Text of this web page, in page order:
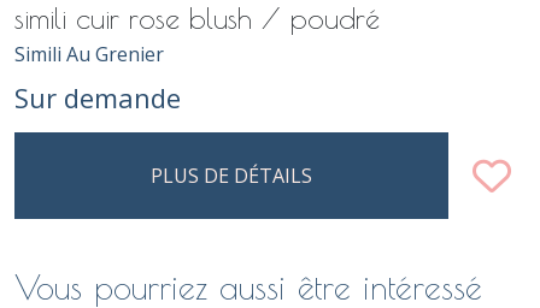
simili cuir rose blush / poudré
Simili Au Grenier
Sur demande
PLUS DE DÉTAILS
Vous pourriez aussi être intéressé